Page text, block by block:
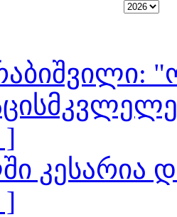
კესარია